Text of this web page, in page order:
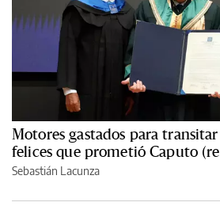
Motores gastados para transitar
felices que prometió Caputo
Sebastián Lacunza